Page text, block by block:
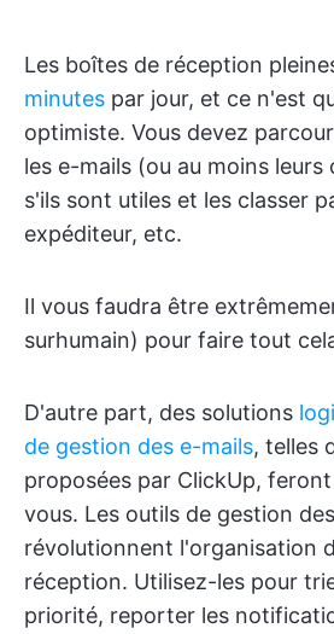
Les boîtes de réception
minutes par jour, et ce n'est
optimiste. Vous devez
les e-mails (ou au moins
s'ils sont utiles et les classer
expéditeur, etc.
Il vous faudra être
surhumain) pour faire tout
D'autre part, des solutions
de gestion des e-mails, telles
proposées par ClickUp,
vous. Les outils de gestion
révolutionnent l'organisation
réception. Utilisez-les pour
priorité, reporter les